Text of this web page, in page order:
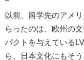
以前、留学先のアメ
らったのは、欧州の
パクトを与えている
ら、日本文化にもそ